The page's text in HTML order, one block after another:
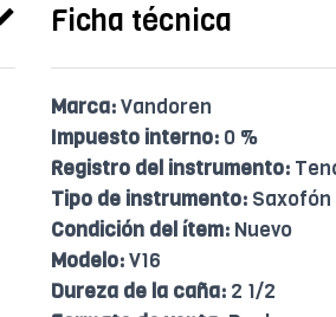
Ficha técnica
Marca:Vandoren
Impuesto interno: 0 %
Registro del instrumento:
Tipo de instrumento: Saxofón
Condición del ítem: Nuevo
Modelo:V16
Dureza de la caña: 2 1/2